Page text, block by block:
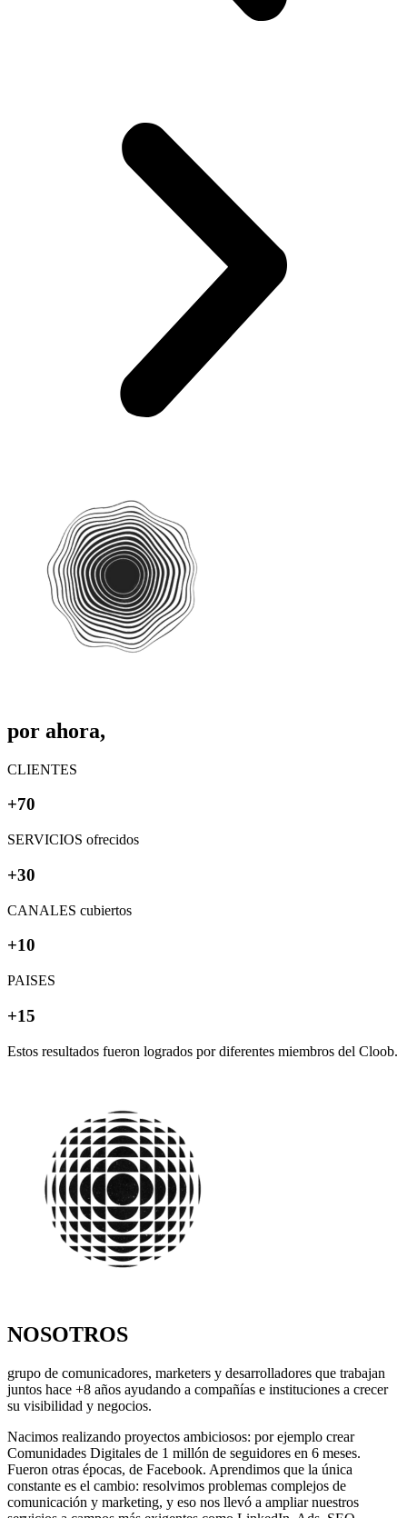
por ahora,
CLIENTES
+70
SERVICIOS ofrecidos
+30
CANALES cubiertos
+10
PAISES
+15
Estos resultados fueron logrados por diferentes miembros del Cloob.
NOSOTROS
grupo de comunicadores, marketers y desarrolladores que trabajan
juntos hace +8 años ayudando a compañías e instituciones a crecer
su visibilidad y negocios.
Nacimos realizando proyectos ambiciosos: por ejemplo crear
Comunidades Digitales de 1 millón de seguidores en 6 meses.
Fueron otras épocas, de Facebook. Aprendimos que la única
constante es el cambio: resolvimos problemas complejos de
comunicación y marketing, y eso nos llevó a ampliar nuestros